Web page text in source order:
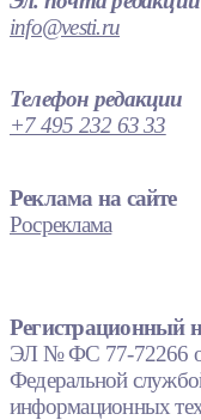
info@vesti.ru
Телефон редакции
+7 495 232 63 33
Реклама на сайте
Росреклама
Регистрационный
ЭЛ № ФС 77-72266
Федеральной
информационных